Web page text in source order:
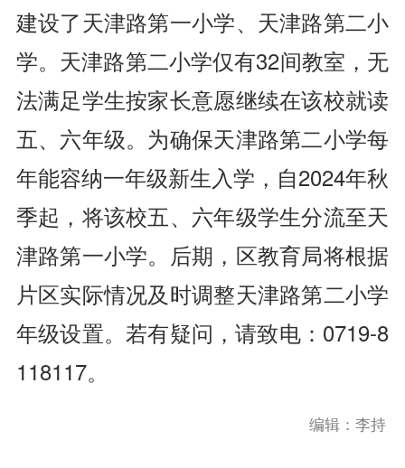
建设了天津路第一小学、天津路第二小
学。天津路第二小学仅有32间教室，无
法满足学生按家长意愿继续在该校就读
五、六年级。为确保天津路第二小学每
年能容纳一年级新生入学，自2024年秋
季起，将该校五、六年级学生分流至天
津路第一小学。后期，区教育局将根据
片区实际情况及时调整天津路第二小学
年级设置。若有疑问，请致电：0719-8
118117。
编辑：李持